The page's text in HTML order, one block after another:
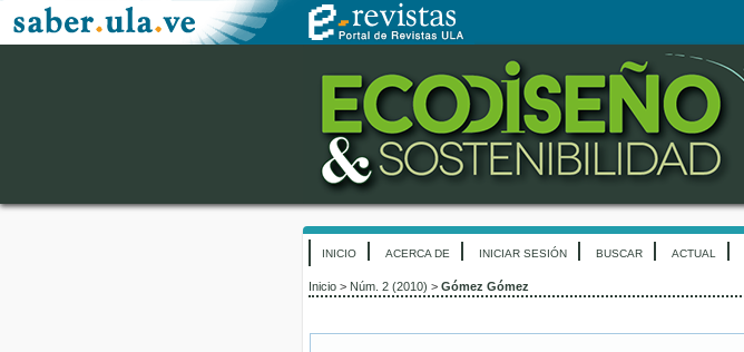
INICIO ACERCA DE INICIAR SESIÓN BUSCAR ACTUAL
Inicio > Núm. 2 (2010) > Gómez Gómez